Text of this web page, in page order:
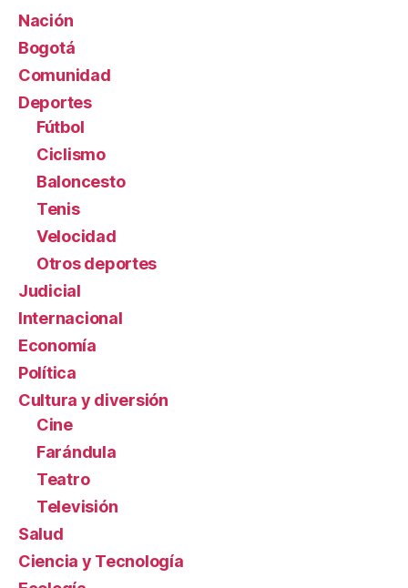
Nación
Bogotá
Comunidad
Deportes
Fútbol
Ciclismo
Baloncesto
Tenis
Velocidad
Otros deportes
Judicial
Internacional
Economía
Política
Cultura y diversión
Cine
Farándula
Teatro
Televisión
Salud
Ciencia y Tecnología